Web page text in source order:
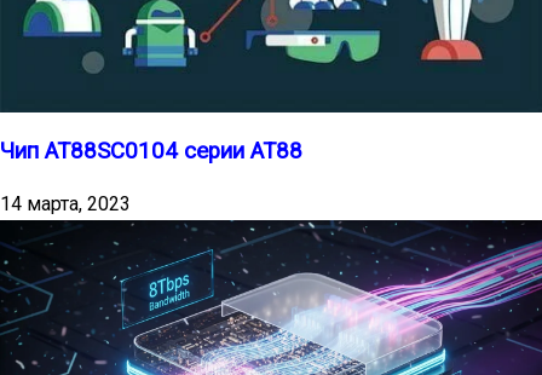
Чип AT88SC0104 серии AT88
14 марта, 2023